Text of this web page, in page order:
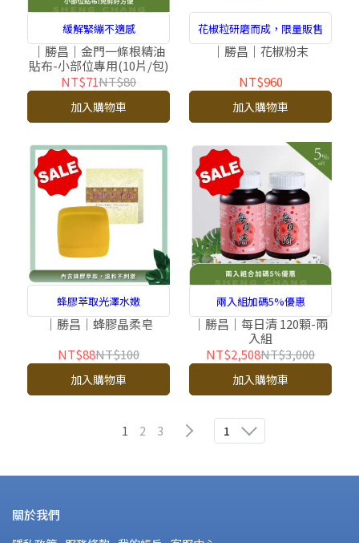
緩解緊繃不適感
｜勝昌｜金門一條根精油
貼布-小部位專用(10片/包)
NT$71NT$80
加入購物車
花椒粒研磨而成，限量販售
｜勝昌｜花椒粉末
NT$960
加入購物車
蜂膠萃取光澤水嫩
｜勝昌｜蜂膠晶柔皂
NT$88NT$100
加入購物車
兩入組加碼5%優惠
｜勝昌｜每日清 120顆-兩
入組
NT$2,508NT$3,000
加入購物車
1 2 3 1
關於我們